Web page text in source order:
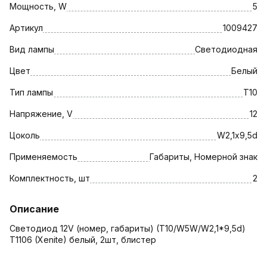
Мощность, W 5
Артикул 1009427
Вид лампы Светодиодная
Цвет Белый
Тип лампы T10
Напряжение, V 12
Цоколь W2,1х9,5d
Применяемость Габариты, Номерной знак
Комплектность, шт 2
Описание
Светодиод 12V (номер, габариты) (T10/W5W/W2,1*9,5d)
T1106 (Xenite) белый, 2шт, блистер